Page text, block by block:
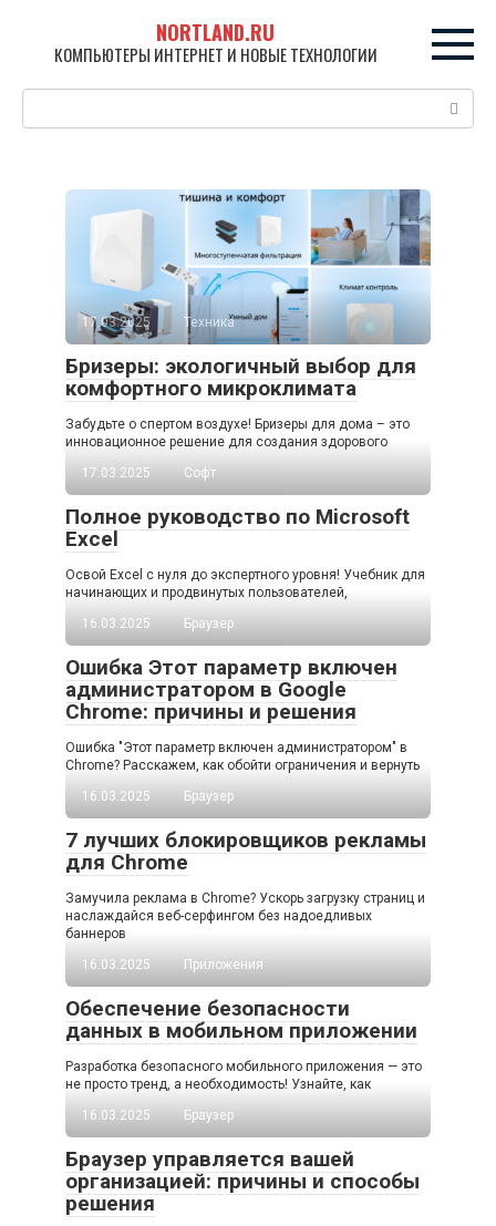
контенту
NORTLAND.RU
КОМПЬЮТЕРЫ ИНТЕРНЕТ И НОВЫЕ ТЕХНОЛОГИИ
17.03.2025 Техника
Бризеры: экологичный выбор для
комфортного микроклимата
Забудьте о спертом воздухе! Бризеры для дома – это
инновационное решение для создания здорового
17.03.2025
Софт
Полное руководство по Microsoft
Excel
Освой Excel с нуля до экспертного уровня! Учебник для
начинающих и продвинутых пользователей,
16.03.2025
Браузер
Ошибка Этот параметр включен
администратором в Google
Chrome: причины и решения
Ошибка "Этот параметр включен администратором" в
Chrome? Расскажем, как обойти ограничения и вернуть
16.03.2025
Браузер
7 лучших блокировщиков рекламы
для Chrome
Замучила реклама в Chrome? Ускорь загрузку страниц и
наслаждайся веб-серфингом без надоедливых
баннеров
16.03.2025
Приложения
Обеспечение безопасности
данных в мобильном приложении
Разработка безопасного мобильного приложения — это
не просто тренд, а необходимость! Узнайте, как
16.03.2025
Браузер
Браузер управляется вашей
организацией: причины и способы
решения